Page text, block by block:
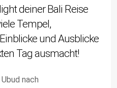
deiner Bali Reise
Tempel,
und Ausblicke
Tag ausmacht!
Ubud nach